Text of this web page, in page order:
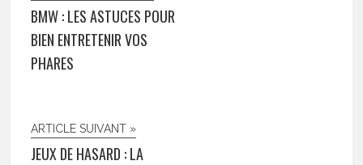
BMW : LES ASTUCES POUR
BIEN ENTRETENIR VOS
PHARES
ARTICLE SUIVANT »
JEUX DE HASARD : LA